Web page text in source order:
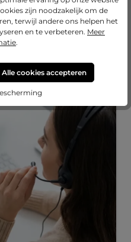
configureren
€ 24,65
Nu configureren
zijn noodzakelijk om de
terwijl andere ons helpen het
en te verbeteren. Meer
.
Alle cookies accepteren